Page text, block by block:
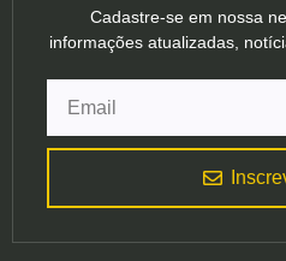
Cadastre-se em nossa
informações atualizadas,